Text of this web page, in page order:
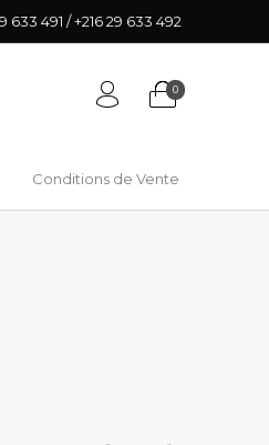
633 491 / +216 29 633 492
0
Conditions de Vente